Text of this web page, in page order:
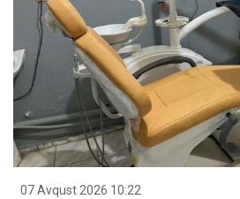
07 Avqust 2026 10:22